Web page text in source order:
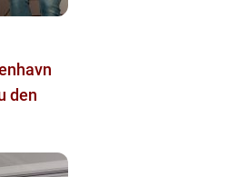
den